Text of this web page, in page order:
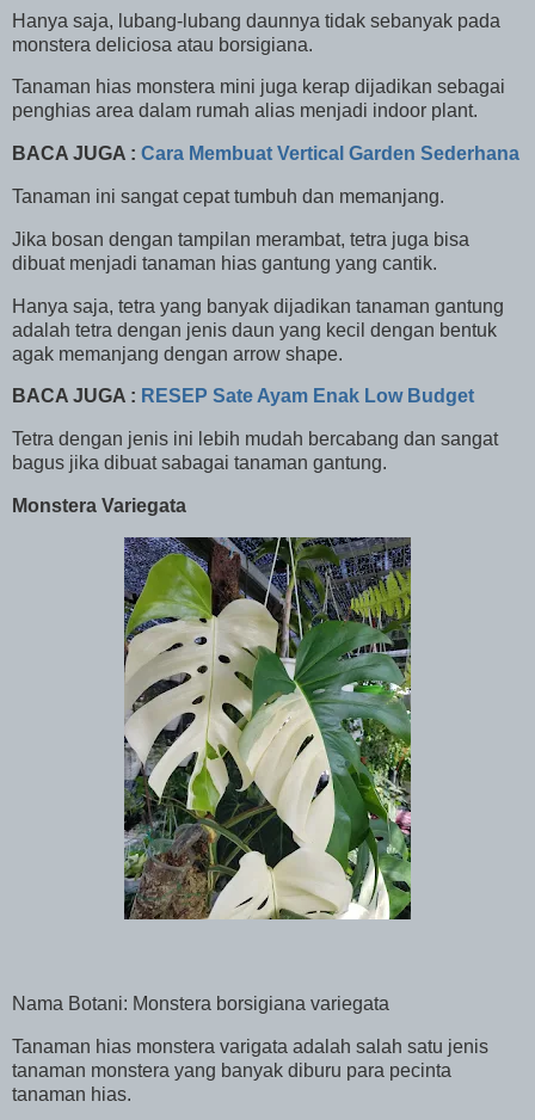
Hanya saja, lubang-lubang daunnya tidak sebanyak pada
monstera deliciosa atau borsigiana.
Tanaman hias monstera mini juga kerap dijadikan sebagai
penghias area dalam rumah alias menjadi indoor plant.
BACA JUGA : Cara Membuat Vertical Garden Sederhana
Tanaman ini sangat cepat tumbuh dan memanjang.
Jika bosan dengan tampilan merambat, tetra juga bisa
dibuat menjadi tanaman hias gantung yang cantik.
Hanya saja, tetra yang banyak dijadikan tanaman gantung
adalah tetra dengan jenis daun yang kecil dengan bentuk
agak memanjang dengan arrow shape.
BACA JUGA : RESEP Sate Ayam Enak Low Budget
Tetra dengan jenis ini lebih mudah bercabang dan sangat
bagus jika dibuat sabagai tanaman gantung.
Monstera Variegata
Nama Botani: Monstera borsigiana variegata
Tanaman hias monstera varigata adalah salah satu jenis
tanaman monstera yang banyak diburu para pecinta
tanaman hias.